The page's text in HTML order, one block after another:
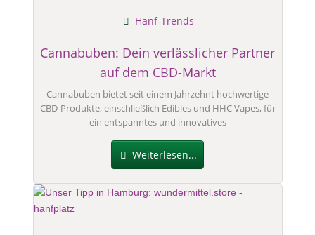
Cannabuben: Dein verlässlicher Partner
auf dem CBD-Markt
Hanf-Trends
Cannabuben bietet seit einem Jahrzehnt hochwertige
CBD-Produkte, einschließlich Edibles und HHC Vapes, für
ein entspanntes und innovatives
Weiterlesen...